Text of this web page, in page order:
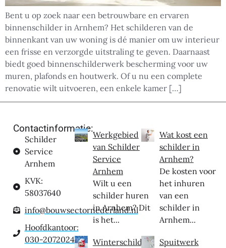
Bent u op zoek naar een betrouwbare en ervaren
binnenschilder in Arnhem? Het schilderen van de
binnenkant van uw woning is dé manier om uw interieur
een frisse en verzorgde uitstraling te geven. Daarnaast
biedt goed binnenschilderwerk bescherming voor uw
muren, plafonds en houtwerk. Of u nu een complete
renovatie wilt uitvoeren, een enkele kamer […]
Contactinformatie:
Schilder
Service
Arnhem
KVK:
58037640
info@bouwsectornederland.nl
Hoofdkantoor:
030-2072024
Werkgebied
van Schilder
Service
Arnhem
Wilt u een
schilder huren
in Arnhem? Dit
is het...
Winterschilder
Wat kost een
schilder in
Arnhem?
De kosten voor
het inhuren
van een
schilder in
Arnhem...
Spuitwerk